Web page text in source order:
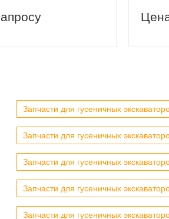
Запчасти для гусеничных
Запчасти для гусеничных
Запчасти для гусеничных
Запчасти для гусеничных
Запчасти для гусеничных